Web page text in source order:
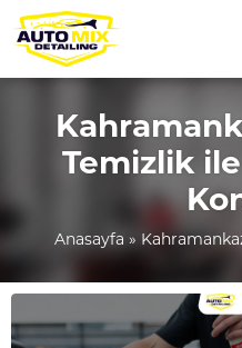
Temizlik
Anasayfa »